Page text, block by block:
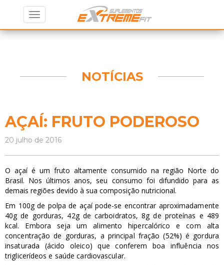
ExtremeFit
Suplementos
Navegação
Alternar
navegação
NOTÍCIAS
AÇAÍ: FRUTO PODEROSO
20 julho de 2016
O açaí é um fruto altamente consumido na região Norte do
Brasil. Nos últimos anos, seu consumo foi difundido para as
demais regiões devido à sua composição nutricional.
Em 100g de polpa de açaí pode-se encontrar aproximadamente
40g de gorduras, 42g de carboidratos, 8g de proteínas e 489
kcal. Embora seja um alimento hipercalórico e com alta
concentração de gorduras, a principal fração (52%) é gordura
insaturada (ácido oleico) que conferem boa influência nos
triglicerídeos e saúde cardiovascular.